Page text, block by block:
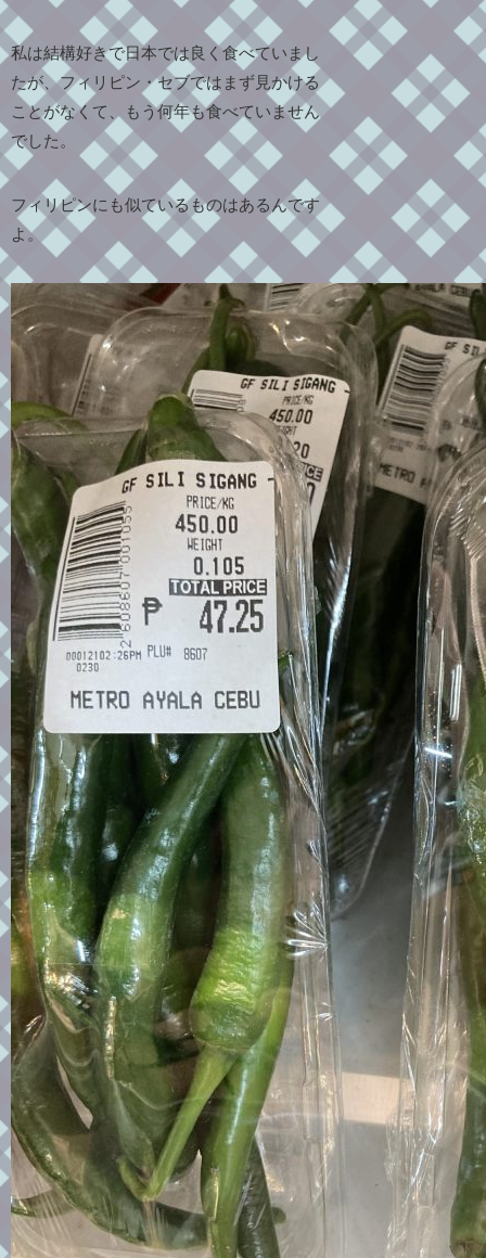
私は結構好きで日本では良く食べていまし
たが、フィリピン・セブではまず見かける
ことがなくて、もう何年も食べていません
でした。
フィリピンにも似ているものはあるんです
よ。